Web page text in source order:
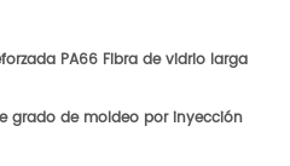
PA66 Fibra de vidrio larga
grado de moldeo por inyección